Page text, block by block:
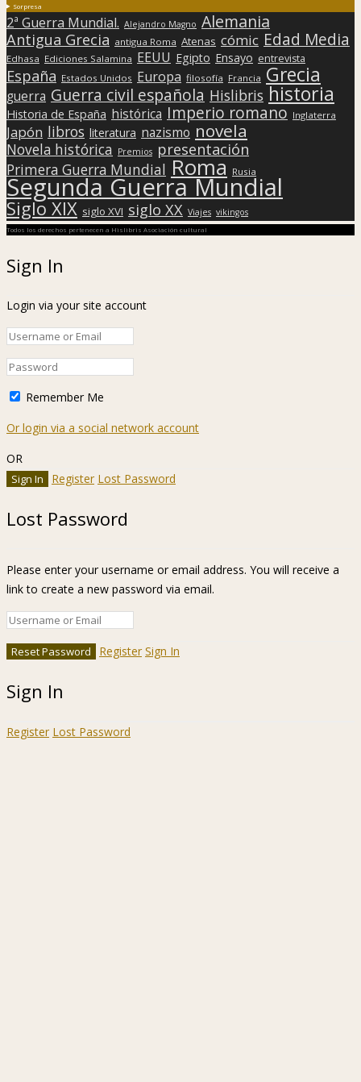
Sorpresa
2ª Guerra Mundial. Alejandro Magno Alemania
Antigua Grecia antigua Roma Atenas cómic Edad Media
Edhasa Ediciones Salamina EEUU Egipto Ensayo entrevista
España Estados Unidos Europa filosofía Francia Grecia
guerra Guerra civil española Hislibris historia
Historia de España histórica Imperio romano Inglaterra
Japón libros literatura nazismo novela
Novela histórica Premios presentación
Primera Guerra Mundial Roma Rusia
Segunda Guerra Mundial
Siglo XIX siglo XVI siglo XX Viajes vikingos
Todos los derechos pertenecen a Hislibris Asociación cultural
Sign In
Login via your site account
Remember Me
Or login via a social network account
OR
Register Lost Password
Lost Password
Please enter your username or email address. You will receive a
link to create a new password via email.
Register Sign In
Sign In
Register Lost Password